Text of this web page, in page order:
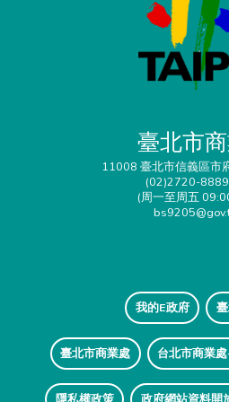
臺北市
11008 臺北市信義區市
(02)2720-
(周一至周五
我的E政府
臺北市商業處 台北市商業